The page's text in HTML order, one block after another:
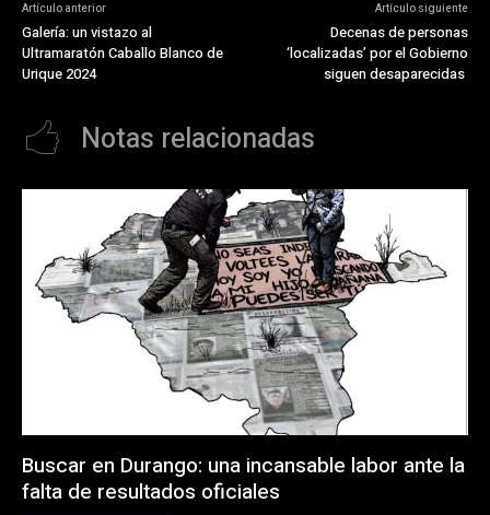
Artículo anterior
Galería: un vistazo al
Ultramaratón Caballo Blanco de
Urique 2024
Artículo siguiente
Decenas de personas
‘localizadas’ por el Gobierno
siguen desaparecidas
Notas relacionadas
Buscar en Durango: una incansable labor ante la
falta de resultados oficiales